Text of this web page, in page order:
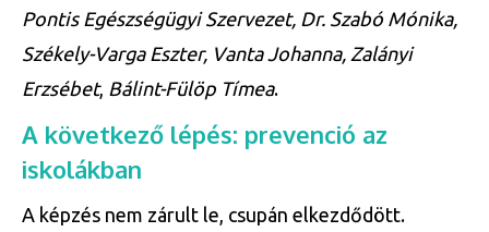
Pontis Egészségügyi Szervezet, Dr. Szabó Mónika,
Székely-Varga Eszter, Vanta Johanna, Zalányi
Erzsébet, Bálint-Fülöp Tímea.
A következő lépés: prevenció az
iskolákban
A képzés nem zárult le, csupán elkezdődött.